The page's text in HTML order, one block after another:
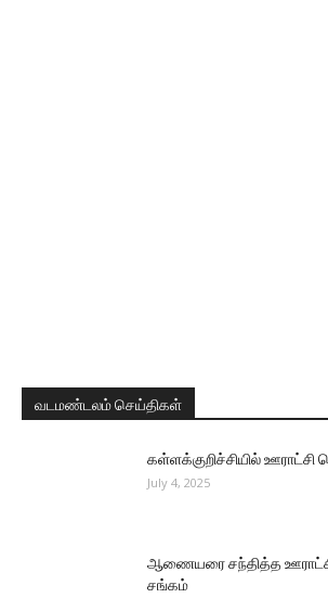
வடமண்டலம் செய்திகள்
கள்ளக்குறிச்சியில்
July 4, 2025
ஆணையரை சந்தித்த
சங்கம்